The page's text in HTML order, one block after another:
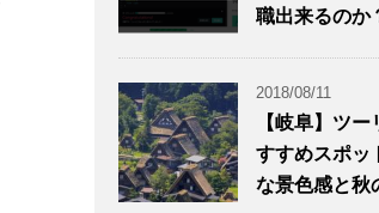
職出来るのか
2018/08/11
【岐阜】ツ
すすめスポッ
な景色感と秋